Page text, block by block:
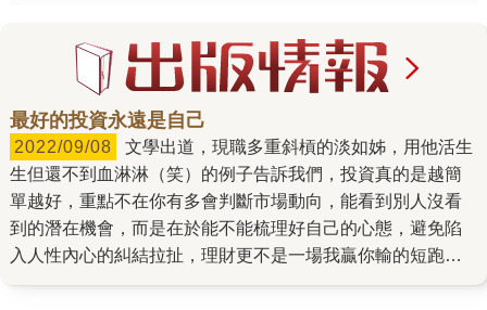
最好的投資永遠是自己
2022/09/08
生但還不到血淋淋（笑）的例子告訴我們，投資真的是越簡
單越好，重點不在你有多會判斷市場動向，能看到別人沒看
到的潛在機會，而是在於能不能梳理好自己的心態，避免陷
入人性內心的糾結拉扯，理財更不是一場我贏你輸的短跑比